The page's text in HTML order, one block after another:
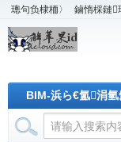
璁句负棣栭〉 鏀惰棌鏈
BIM-浜ら€氳涓